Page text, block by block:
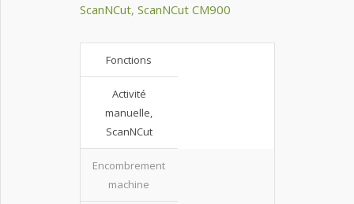
ScanNCut, ScanNCut CM900
Fonctions
Activité
manuelle,
ScanNCut
Encombrement
machine